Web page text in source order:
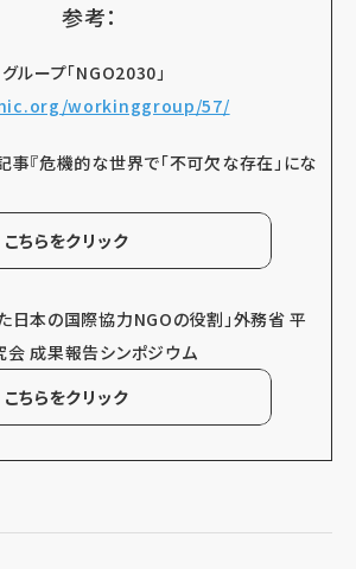
参考：
ループ「NGO2030」
workinggroup/57/
『危機的な世界で「不可欠な存在」にな
こちらをクリック
日本の国際協力NGOの役割」外務省 平
成果報告シンポジウム
こちらをクリック